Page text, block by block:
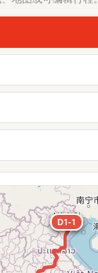
D1-1
D1-5
D1-9